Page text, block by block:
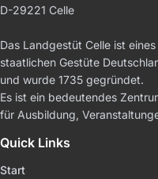
D-29221 Celle
Das Landgestüt Celle ist
staatlichen Gestüte
und wurde 1735 gegründet.
Es ist ein bedeutendes
für Ausbildung,
Quick Links
Start